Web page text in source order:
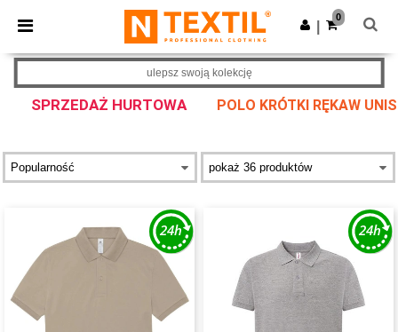
× Aplikacja Ntextil
Lepsze ceny w aplikacji!
Pobierz app
0
SPRZEDAŻ HURTOWA POLO KRÓTKI RĘKAW
ulepsz swoją kolekcję